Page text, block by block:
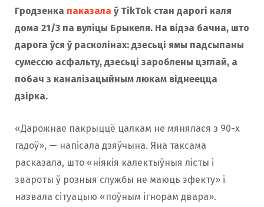
Гродзенка паказала ў TikTok стан дарогі каля
дома 21/3 па вуліцы Брыкеля. На відэа бачна, што
дарога ўся ў расколінах: дзесьці ямы падсыпаны
сумессю асфальту, дзесьці зароблены цэглай, а
побач з каналізацыйным люкам віднеецца
дзірка.
«Дарожнае пакрыццё цалкам не мянялася з 90-х
гадоў», — напісала дзяўчына. Яна таксама
расказала, што «ніякія калектыўныя лісты і
звароты ў розныя службы не маюць эфекту» і
назвала сітуацыю «поўным ігнорам двара».